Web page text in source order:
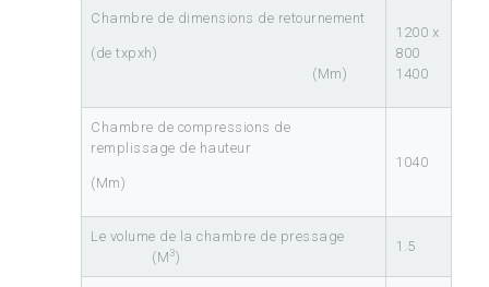
Chambre de dimensions de retournement
(de txpxh)
(Mm)
1200 x
800
1400
Chambre de compressions de
remplissage de hauteur
(Mm)
1040
Le volume de la chambre de pressage
(M3)
1.5